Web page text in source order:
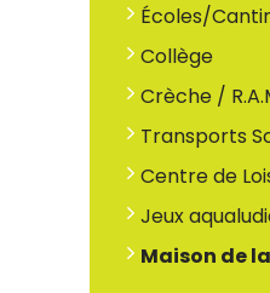
Écoles/
Collège
Crèche /
Transports
Centre de
Jeux
Maison de